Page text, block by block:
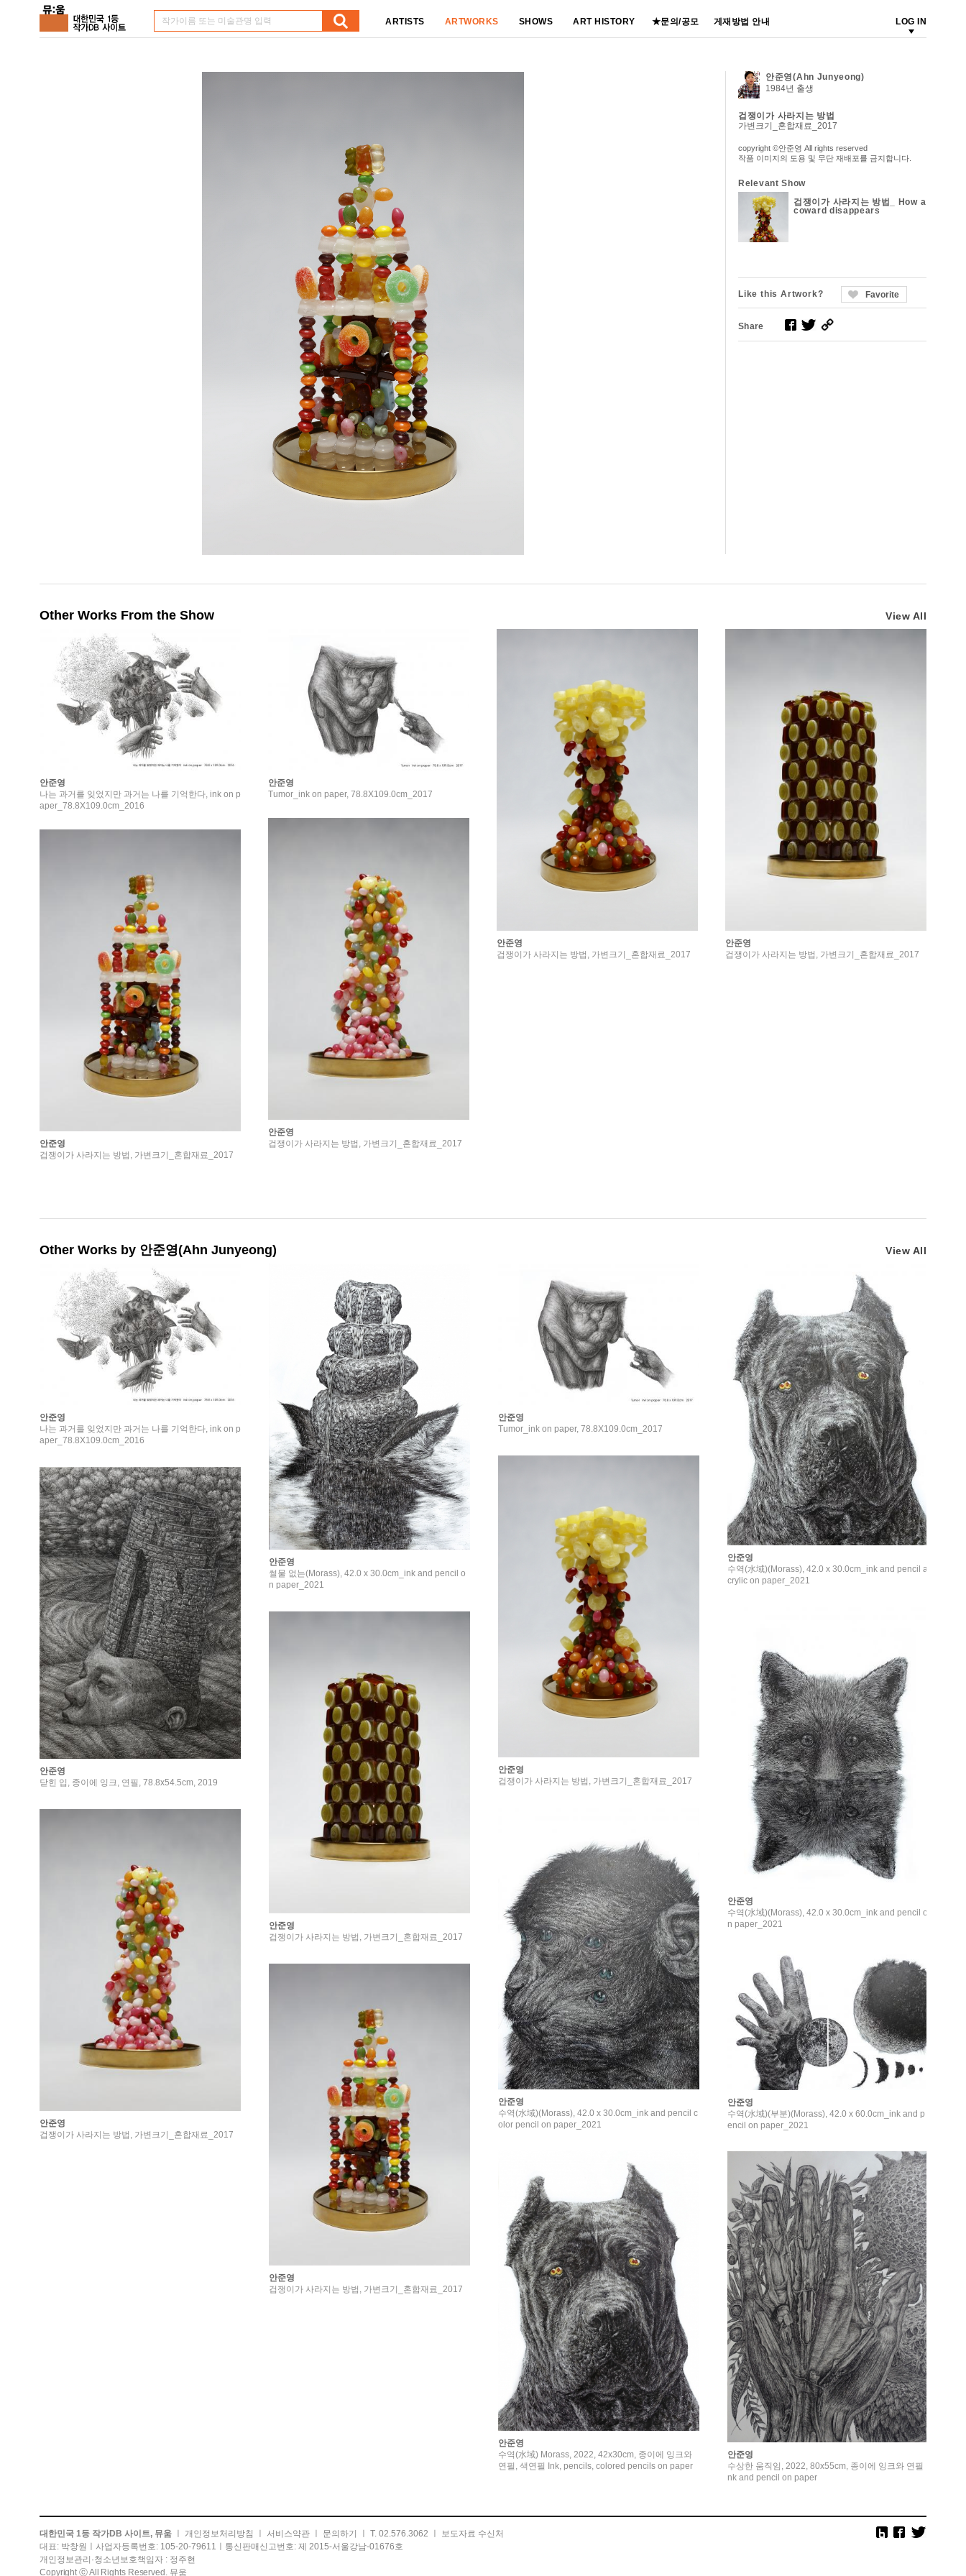
ARTISTS ARTWORKS SHOWS ART HISTORY ★문의/공모 게재방법 안내 LOG IN
안준영(Ahn Junyeong)
1984년 출생
겁쟁이가 사라지는 방법
가변크기_혼합재료_2017
copyright ©안준영 All rights reserved
작품 이미지의 도용 및 무단 재배포를 금지합니다.
Relevant Show
겁쟁이가 사라지는 방법_ How a
coward disappears
Like this Artwork? Favorite
Share
Other Works From the Show View All
안준영
나는 과거를 잊었지만 과거는 나를 기억한다, ink on p
aper_78.8X109.0cm_2016
안준영
Tumor_ink on paper, 78.8X109.0cm_2017
안준영
겁쟁이가 사라지는 방법, 가변크기_혼합재료_2017
안준영
겁쟁이가 사라지는 방법, 가변크기_혼합재료_2017
안준영
겁쟁이가 사라지는 방법, 가변크기_혼합재료_2017
안준영
겁쟁이가 사라지는 방법, 가변크기_혼합재료_2017
Other Works by 안준영(Ahn Junyeong) View All
안준영
나는 과거를 잊었지만 과거는 나를 기억한다, ink on p
aper_78.8X109.0cm_2016
안준영
썰물 없는(Morass), 42.0 x 30.0cm_ink and pencil o
n paper_2021
안준영
Tumor_ink on paper, 78.8X109.0cm_2017
안준영
수역(水域)(Morass), 42.0 x 30.0cm_ink and pencil a
crylic on paper_2021
안준영
겁쟁이가 사라지는 방법, 가변크기_혼합재료_2017
안준영
닫힌 입, 종이에 잉크, 연필, 78.8x54.5cm, 2019
안준영
수역(水域)(Morass), 42.0 x 30.0cm_ink and pencil o
n paper_2021
안준영
겁쟁이가 사라지는 방법, 가변크기_혼합재료_2017
안준영
수역(水域)(Morass), 42.0 x 30.0cm_ink and pencil c
olor pencil on paper_2021
안준영
겁쟁이가 사라지는 방법, 가변크기_혼합재료_2017
안준영
수역(水域)(부분)(Morass), 42.0 x 60.0cm_ink and p
encil on paper_2021
안준영
겁쟁이가 사라지는 방법, 가변크기_혼합재료_2017
안준영
수역(水域) Morass, 2022, 42x30cm, 종이에 잉크와
연필, 색연필 Ink, pencils, colored pencils on paper
안준영
수상한 움직임, 2022, 80x55cm, 종이에 잉크와 연필 I
nk and pencil on paper
대한민국 1등 작가DB 사이트, 뮤움 개인정보처리방침 서비스약관 문의하기 ㅣ T. 02.576.3062 ㅣ 보도자료 수신처
대표: 박창원ㅣ사업자등록번호: 105-20-79611ㅣ통신판매신고번호: 제 2015-서울강남-01676호
개인정보관리·청소년보호책임자 : 정주현
Copyright ⓒ All Rights Reserved. 뮤움